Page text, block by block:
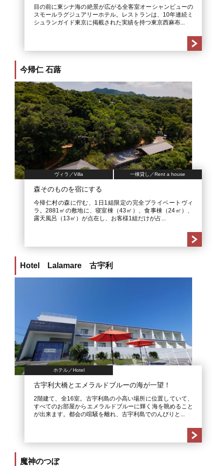
目の前に東シナ海の絶景が広がる全客室オーシャンビューの
スモールラグジュアリーホテル。レストランは、10年連続ミ
シュランガイド東京に掲載された実績を持つ東京西麻布...
今帰仁 石蕗
ヴィラ／Villa 一棟貸し／Rent a house
森そのものを宿にする
今帰仁村の森に佇む、1日1組限定の完全プライベートヴィ
ラ。2881㎡の敷地に、寝室棟（43㎡）、食事棟（24㎡）、
露天風呂（13㎡）が点在し、お客様1組だけが占...
Hotel Lalamare 古宇利
ホテル／Hotel
古宇利大橋とエメラルドブルーの海が一望！
2階建て、全16室。古宇利島の小高い場所に位置していて、
すべてのお部屋からエメラルドブルーに輝く海を眺めること
が出来ます。都会の喧騒を離れ、古宇利島でのんびりと...
魔神のつぼ